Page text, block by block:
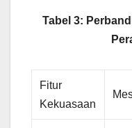
Tabel 3:
Fitur
Kekuasaan